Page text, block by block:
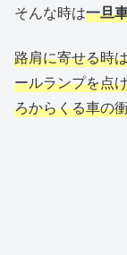
そんな時は一旦
路肩に寄せる時
ールランプを点
ろからくる車の